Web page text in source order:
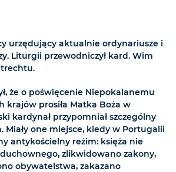
urzędujący aktualnie ordynariusze i
Liturgii przewodniczył kard. Wim
że o poświęcenie Niepokalanemu
krajów prosiła Matka Boża w
kardynał przypomniał szczególny
Miały one miejsce, kiedy w Portugalii
antykościelny reżim: księża nie
zlikwidowano zakony,
obywatelstwa, zakazano